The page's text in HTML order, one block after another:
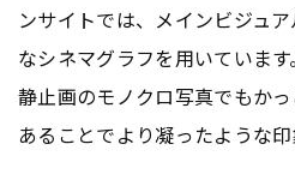
ンサイトでは、メインビジュ
なシネマグラフを用いています。
静止画のモノクロ写真でもか
あることでより凝ったような印